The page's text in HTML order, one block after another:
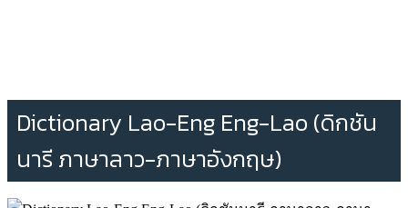
Dictionary Lao-Eng Eng-Lao (ดิกชัน
นารี ภาษาลาว-ภาษาอังกฤษ)